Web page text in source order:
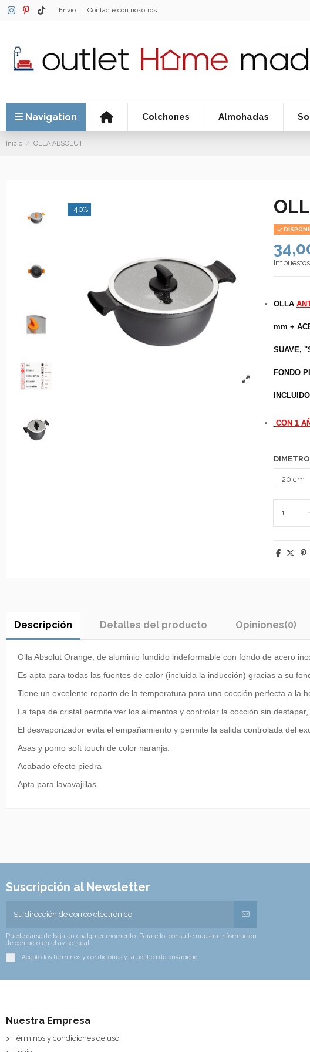
Envio Contacte con nosotros
Navigation Colchones Almohadas
Inicio OLLA ABSOLUT
-40%
OLLA
mm +
SUAVE,
FONDO
INCLUIDO
CON 1
DIMETRO
Descripción Detalles del producto Opiniones(0)
Olla Absolut Orange, de aluminio fundido indeformable con fondo de acero
Es apta para todas las fuentes de calor (incluida la inducción) gracias a su
Tiene un excelente reparto de la temperatura para una cocción perfecta a la
La tapa de cristal permite ver los alimentos y controlar la cocción sin
El desvaporizador evita el empañamiento y permite la salida controlada del
Asas y pomo soft touch de color naranja.
Acabado efecto piedra
Apta para lavavajillas.
Suscripción al Newsletter
Puede darse de baja en cualquier momento. Para ello, consulte nuestra información
de contacto en el aviso legal.
Acepto los términos y condiciones y la política de privacidad.
Nuestra Empresa
Términos y condiciones de uso